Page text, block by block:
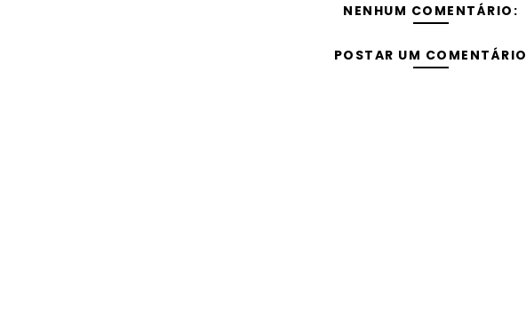
NENHUM COMENTÁRIO:
POSTAR UM COMENTÁRIO